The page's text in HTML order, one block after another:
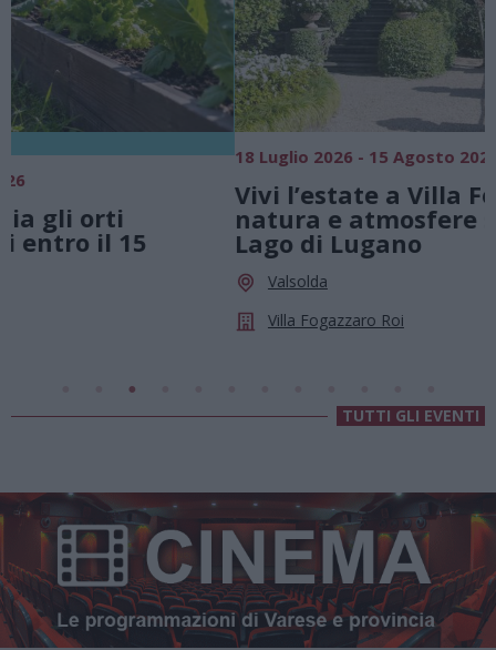
18 Luglio 2026 - 15 Agosto 2026
Vivi l’estate a Villa Fogazzaro Roi. Tra
natura e atmosfere senza tempo sul
Lago di Lugano
TUTTI GLI EVENTI